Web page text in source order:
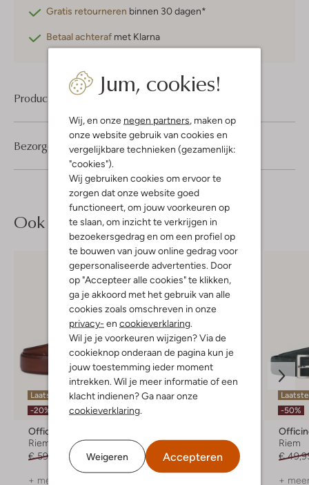
Jum, cookies!
Wij, en onze negen partners, maken op
onze website gebruik van cookies en
vergelijkbare technieken (gezamenlijk:
"cookies").
Wij gebruiken cookies om ervoor te
zorgen dat onze website goed
functioneert, om jouw voorkeuren op
te slaan, om inzicht te verkrijgen in
bezoekersgedrag en om een profiel op
te bouwen van jouw online gedrag voor
gepersonaliseerde advertenties. Door
op "Accepteer alle cookies" te klikken,
ga je akkoord met het gebruik van alle
cookies zoals omschreven in onze
privacy- en cookieverklaring.
Wil je je voorkeuren wijzigen? Via de
cookieknop onderaan de pagina kun je
jouw toestemming ieder moment
intrekken. Wil je meer informatie of een
klacht indienen? Ga naar onze
cookieverklaring.
Weigeren Accepteren
Gratis retourneren binnen 30 dagen*
Betaal achteraf met Klarna
Product informatie
Bezorgen & retourneren
Ook iets voor jou?
Laatste item
-20%
Officine Napoli
Riem
€ 59,95
€ 47,99
+ meer kleuren
Laatste item
Riem
€ 59,95 € 47,99
-50%
Riem
€
+